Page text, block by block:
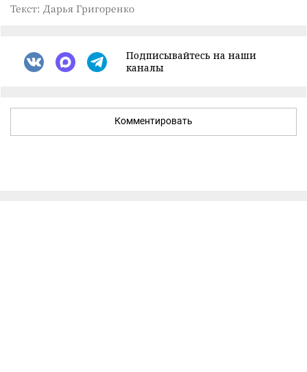
Текст: Дарья Григоренко
Подписывайтесь на наши
каналы
Комментировать